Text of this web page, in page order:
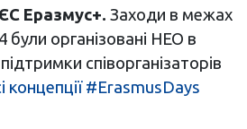
Еразмус+. Заходи в межах
організовані НЕО в
підтримки співорганізаторів
концепції #ErasmusDays